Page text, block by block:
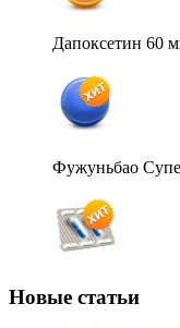
Дапоксетин 60
Фужуньбао
Новые статьи